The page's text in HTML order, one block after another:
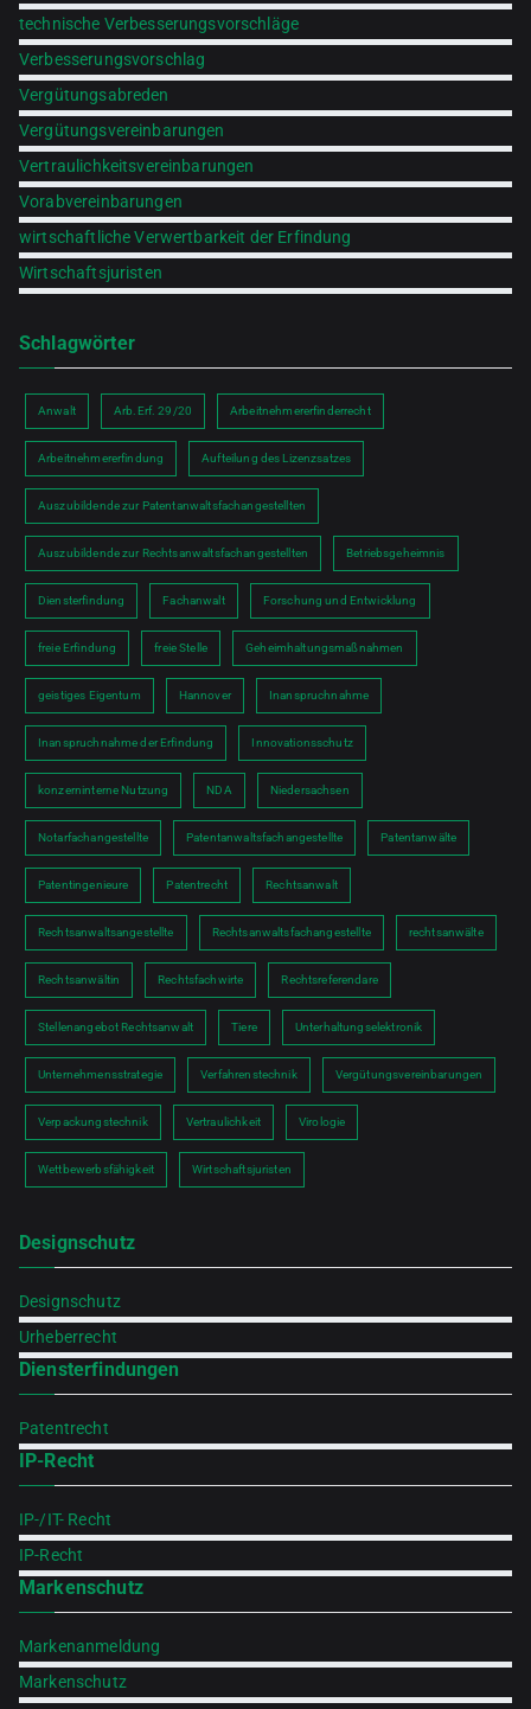
technische Verbesserungsvorschläge
Verbesserungsvorschlag
Vergütungsabreden
Vergütungsvereinbarungen
Vertraulichkeitsvereinbarungen
Vorabvereinbarungen
wirtschaftliche Verwertbarkeit der Erfindung
Wirtschaftsjuristen
Schlagwörter
Anwalt Arb.Erf. 29/20 Arbeitnehmererfinderrecht
Arbeitnehmererfindung Aufteilung des Lizenzsatzes
Auszubildende zur Patentanwaltsfachangestellten
Auszubildende zur Rechtsanwaltsfachangestellten Betriebsgeheimnis
Diensterfindung Fachanwalt Forschung und Entwicklung
freie Erfindung freie Stelle Geheimhaltungsmaßnahmen
geistiges Eigentum Hannover Inanspruchnahme
Inanspruchnahme der Erfindung Innovationsschutz
konzerninterne Nutzung NDA Niedersachsen
Notarfachangestellte Patentanwaltsfachangestellte Patentanwälte
Patentingenieure Patentrecht Rechtsanwalt
Rechtsanwaltsangestellte Rechtsanwaltsfachangestellte rechtsanwälte
Rechtsanwältin Rechtsfachwirte Rechtsreferendare
Stellenangebot Rechtsanwalt Tiere Unterhaltungselektronik
Unternehmensstrategie Verfahrenstechnik Vergütungsvereinbarungen
Verpackungstechnik Vertraulichkeit Virologie
Wettbewerbsfähigkeit Wirtschaftsjuristen
Designschutz
Designschutz
Urheberrecht
Diensterfindungen
Patentrecht
IP-Recht
IP-/IT- Recht
IP-Recht
Markenschutz
Markenanmeldung
Markenschutz